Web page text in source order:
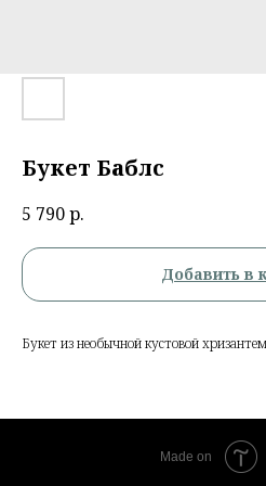
Букет Баблс
5 790р.
Добавить в
Букет из необычной кустовой
Made on